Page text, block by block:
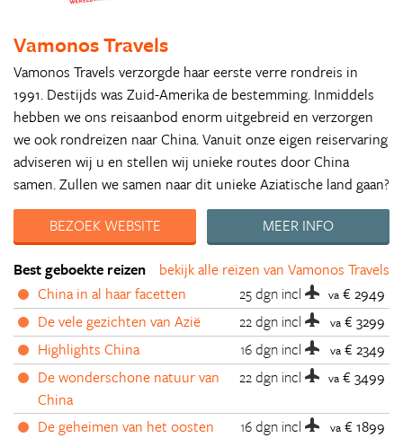
Vamonos Travels
Vamonos Travels verzorgde haar eerste verre rondreis in
1991. Destijds was Zuid-Amerika de bestemming. Inmiddels
hebben we ons reisaanbod enorm uitgebreid en verzorgen
we ook rondreizen naar China. Vanuit onze eigen reiservaring
adviseren wij u en stellen wij unieke routes door China
samen. Zullen we samen naar dit unieke Aziatische land gaan?
BEZOEK WEBSITE
MEER INFO
bekijk alle reizen van Vamonos Travels
Best geboekte reizen
China in al haar facetten
25 dgn incl va € 2949
De vele gezichten van Azië
22 dgn incl va € 3299
Highlights China
16 dgn incl va € 2349
De wonderschone natuur van
China
22 dgn incl va € 3499
De geheimen van het oosten 16 dgn incl va € 1899